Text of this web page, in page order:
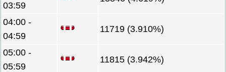
03:59
04:00 -
04:59
11719 (3.910%)
05:00 -
05:59
11815 (3.942%)